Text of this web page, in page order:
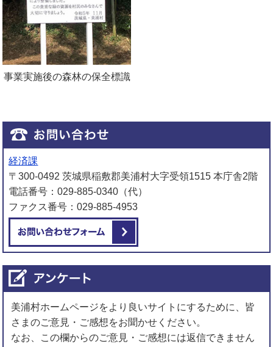
事業実施後の森林の保全標識
経済課
〒300-0492 茨城県稲敷郡美浦村大字受領1515 本庁舎2階
電話番号：029-885-0340（代）
ファクス番号：029-885-4953
美浦村ホームページをより良いサイトにするために、皆
さまのご意見・ご感想をお聞かせください。
なお、この欄からのご意見・ご感想には返信できません